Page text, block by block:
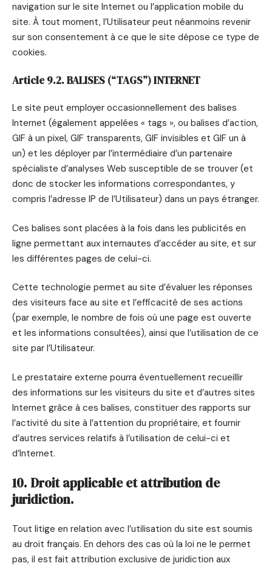
navigation sur le site Internet ou l’application mobile du
site. À tout moment, l’Utilisateur peut néanmoins revenir
sur son consentement à ce que le site dépose ce type de
cookies.
Article 9.2. BALISES (“TAGS”) INTERNET
Le site peut employer occasionnellement des balises
Internet (également appelées « tags », ou balises d’action,
GIF à un pixel, GIF transparents, GIF invisibles et GIF un à
un) et les déployer par l’intermédiaire d’un partenaire
spécialiste d’analyses Web susceptible de se trouver (et
donc de stocker les informations correspondantes, y
compris l’adresse IP de l’Utilisateur) dans un pays étranger.
Ces balises sont placées à la fois dans les publicités en
ligne permettant aux internautes d’accéder au site, et sur
les différentes pages de celui-ci.
Cette technologie permet au site d’évaluer les réponses
des visiteurs face au site et l’efficacité de ses actions
(par exemple, le nombre de fois où une page est ouverte
et les informations consultées), ainsi que l’utilisation de ce
site par l’Utilisateur.
Le prestataire externe pourra éventuellement recueillir
des informations sur les visiteurs du site et d’autres sites
Internet grâce à ces balises, constituer des rapports sur
l’activité du site à l’attention du propriétaire, et fournir
d’autres services relatifs à l’utilisation de celui-ci et
d’Internet.
10. Droit applicable et attribution de
juridiction.
Tout litige en relation avec l’utilisation du site est soumis
au droit français. En dehors des cas où la loi ne le permet
pas, il est fait attribution exclusive de juridiction aux